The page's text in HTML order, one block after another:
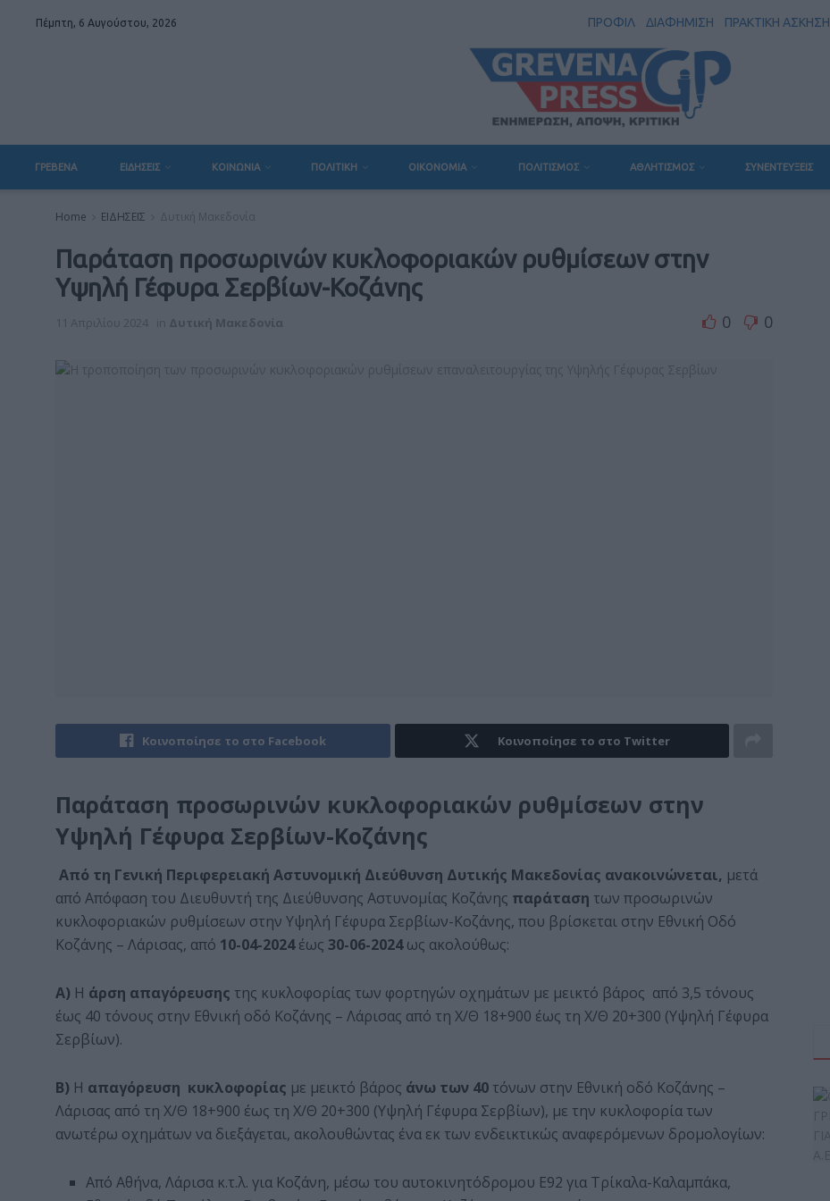
Πέμπτη, 6 Αυγούστου, 2026 ΠΡΟΦΙΛ ΔΙΑΦΗΜΙΣΗ ΠΡΑΚΤΙΚΗ ΑΣΚΗΣΗ
ΓΡΕΒΕΝΑ ΕΙΔΗΣΕΙΣ ΚΟΙΝΩΝΙΑ ΠΟΛΙΤΙΚΗ ΟΙΚΟΝΟΜΙΑ ΠΟΛΙΤΙΣΜΟΣ ΑΘΛΗΤΙΣΜΟΣ ΣΥΝΕΝΤΕΥΞΕΙΣ
Home ΕΙΔΗΣΕΙΣ Δυτική Μακεδονία
Παράταση προσωρινών κυκλοφοριακών ρυθμίσεων στην
Υψηλή Γέφυρα Σερβίων-Κοζάνης
11 Απριλίου 2024 in Δυτική Μακεδονία 0 0
Κοινοποίησε το στο Facebook Κοινοποίησε το στο Twitter
Παράταση προσωρινών κυκλοφοριακών ρυθμίσεων στην
Υψηλή Γέφυρα Σερβίων-Κοζάνης
Από τη Γενική Περιφερειακή Αστυνομική Διεύθυνση Δυτικής Μακεδονίας ανακοινώνεται, μετά
από Απόφαση του Διευθυντή της Διεύθυνσης Αστυνομίας Κοζάνης παράταση των προσωρινών
κυκλοφοριακών ρυθμίσεων στην Υψηλή Γέφυρα Σερβίων-Κοζάνης, που βρίσκεται στην Εθνική Οδό
Κοζάνης – Λάρισας, από 10-04-2024έως 30-06-2024ως ακολούθως:
Α) Η άρση απαγόρευσης της κυκλοφορίας των φορτηγών οχημάτων με μεικτό βάρος από 3,5 τόνους
έως 40 τόνους στην Εθνική οδό Κοζάνης – Λάρισας από τη Χ/Θ 18+900 έως τη Χ/Θ 20+300 (Υψηλή Γέφυρα
Σερβίων).
Β) Η απαγόρευση κυκλοφορίας με μεικτό βάρος άνω των 40 τόνων στην Εθνική οδό Κοζάνης –
Λάρισας από τη Χ/Θ 18+900 έως τη Χ/Θ 20+300 (Υψηλή Γέφυρα Σερβίων), με την κυκλοφορία των
ανωτέρω οχημάτων να διεξάγεται, ακολουθώντας ένα εκ των ενδεικτικώς αναφερόμενων δρομολογίων:
Από Αθήνα, Λάρισα κ.τ.λ. για Κοζάνη, μέσω του αυτοκινητόδρομου Ε92 για Τρίκαλα-Καλαμπάκα,